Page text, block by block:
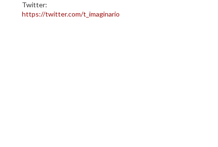
Twitter:
https://twitter.com/t_imaginario